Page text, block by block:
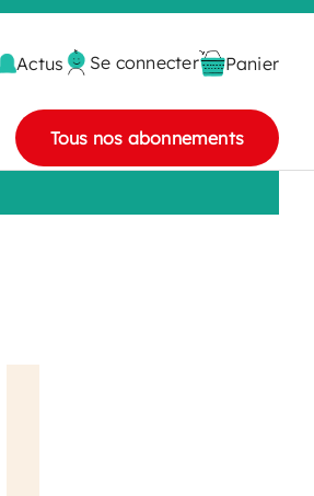
Actus Se connecter Panier
Tous nos abonnements